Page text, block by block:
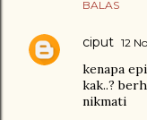
BALAS
ciput 12
kenapa
kak..?
nikmati